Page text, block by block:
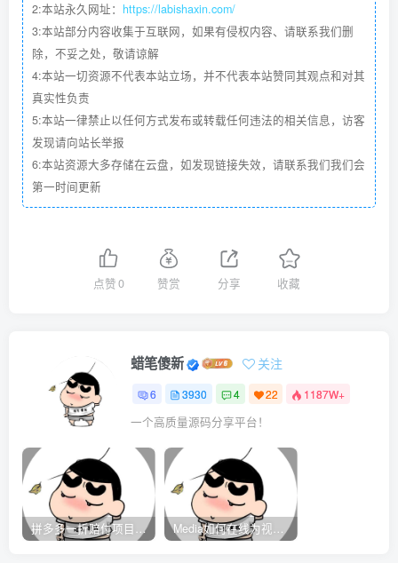
2:本站永久网址： https://labishaxin.com/
3:本站部分内容收集于互联网，如果有侵权内容、请联系我们删
除，不妥之处，敬请谅解
4:本站一切资源不代表本站立场，并不代表本站赞同其观点和对其
真实性负责
5:本站一律禁止以任何方式发布或转载任何违法的相关信息，访客
发现请向站长举报
6:本站资源大多存储在云盘，如发现链接失效，请联系我们我们会
第一时间更新
点赞0 赞赏 分享 收藏
蜡笔傻新 关注
6 3930 4 22 1187W+
一个高质量源码分享平台！
拼多多一折赔付项目是怎么操作的？ Media如何在线为视频自动添加字幕？